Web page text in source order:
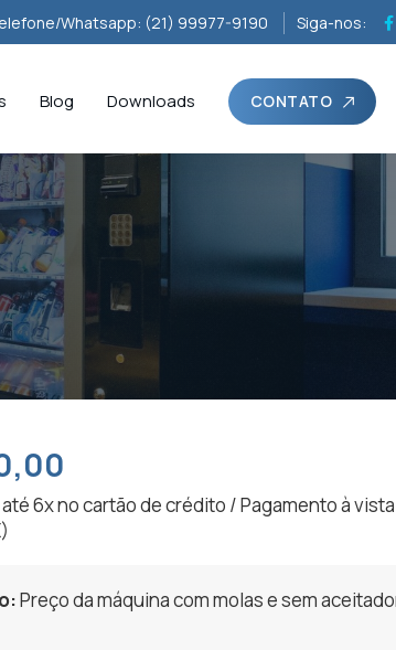
Whatsapp: (21) 99977-9190 Siga-nos:
Blog Downloads CONTATO
6x no cartão de crédito / Pagamento à
Preço da máquina com molas e sem